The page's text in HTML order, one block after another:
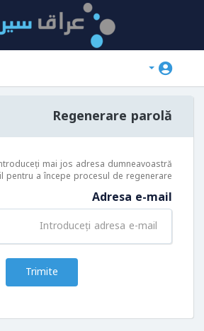
Regenerare parolă
mai jos adresa dumneavoastră
pentru a începe procesul de regenerare.
Adresa e-mail
Trimite